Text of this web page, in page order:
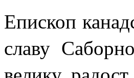
Епископ
славу